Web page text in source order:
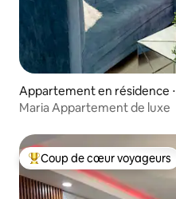
Appartement en résidence
Maria Appartement de luxe
Coups de cœur voyageurs
Coup de cœur voyageurs